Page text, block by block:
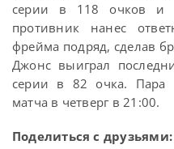
серии в 118 очков и
противник нанес
фрейма подряд, сделав
Джонс выиграл
серии в 82 очка. Пара
матча в четверг в 21:00.
Поделиться с друзьями: